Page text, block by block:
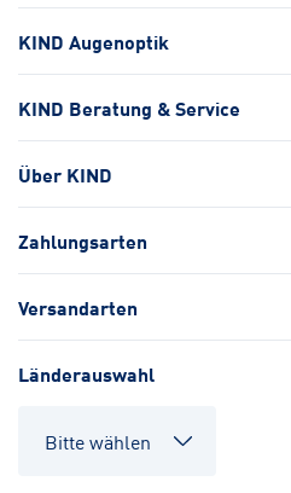
KIND Augenoptik
KIND Beratung & Service
Über KIND
Zahlungsarten
Versandarten
Länderauswahl